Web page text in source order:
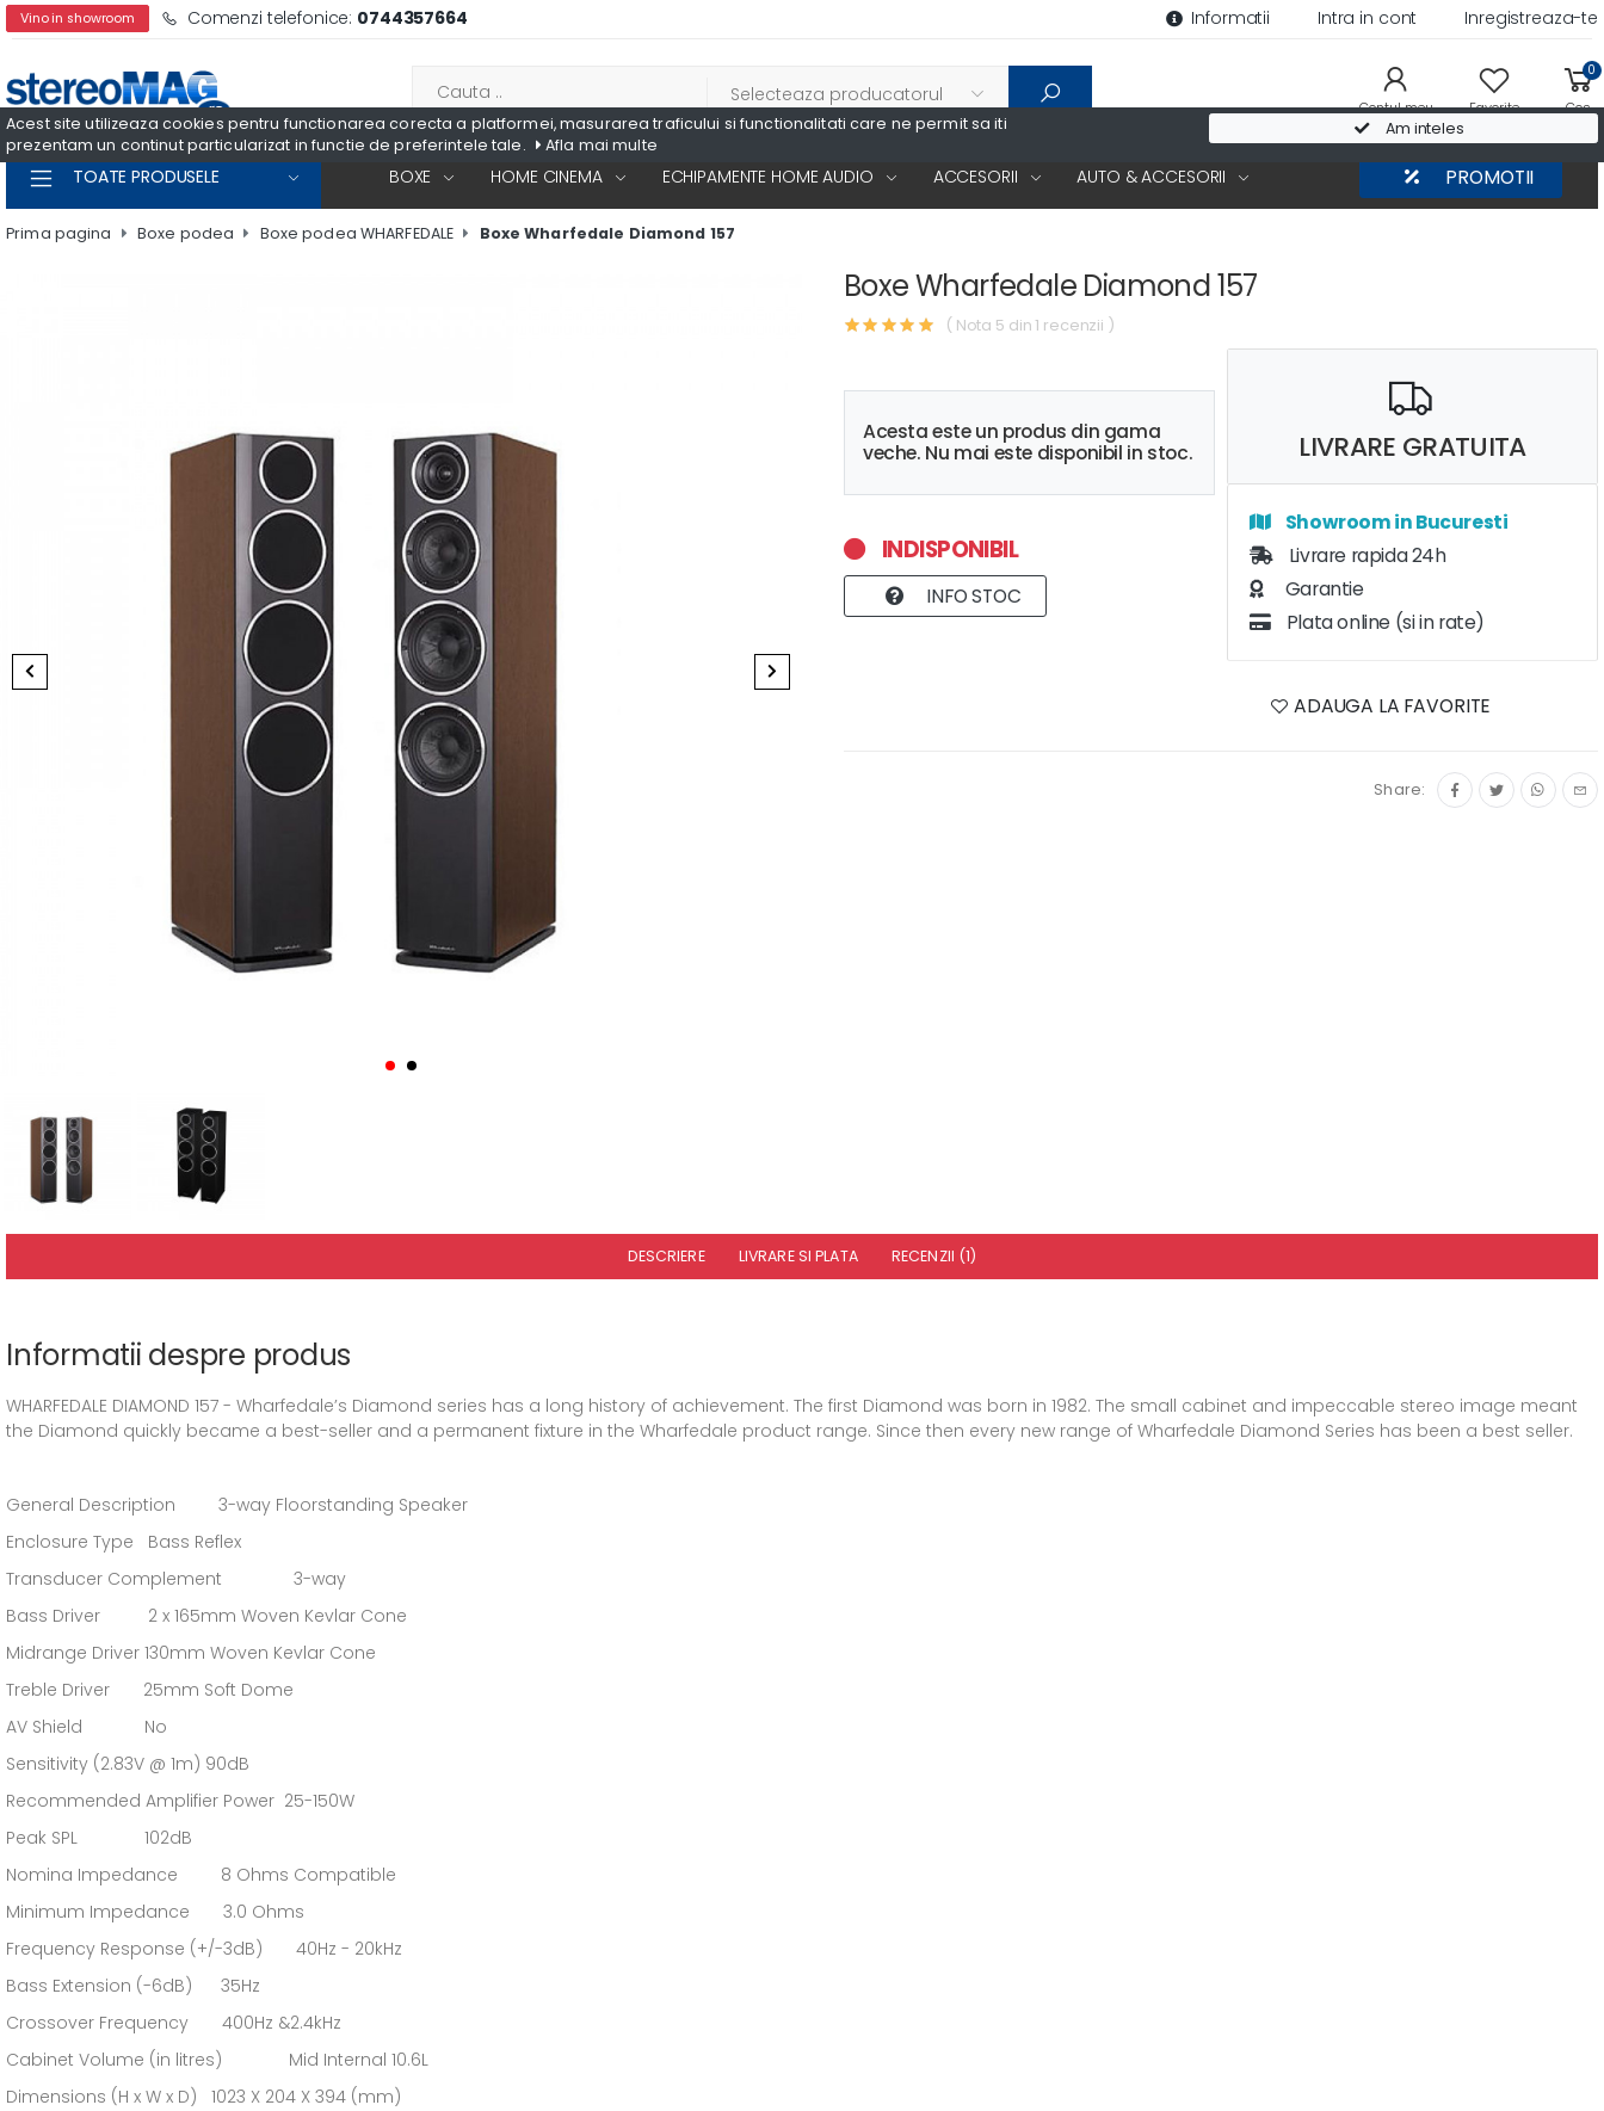
Acest site utilizeaza cookies pentru functionarea corecta a platformei, masurarea traficului si functionalitati care ne permit sa iti
prezentam un continut particularizat in functie de preferintele tale.
Afla mai multe
Am inteles
Vino in showroom Comenzi telefonice: 0744357664 Informatii Intra in cont Inregistreaza-te
Contul meu Favorite
0
Cos
TOATE PRODUSELE BOXE HOME CINEMA ECHIPAMENTE HOME AUDIO ACCESORII AUTO & ACCESORII PROMOTII
Prima pagina Boxe podea Boxe podea WHARFEDALE Boxe Wharfedale Diamond 157
Boxe Wharfedale Diamond 157
( Nota 5 din 1 recenzii )
Acesta este un produs din gama
veche. Nu mai este disponibil in stoc.
INDISPONIBIL
INFO STOC
LIVRARE GRATUITA
Showroom in Bucuresti
Livrare rapida 24h
Garantie
Plata online (si in rate)
ADAUGA LA FAVORITE
Share:
DESCRIERE LIVRARE SI PLATA RECENZII (1)
Informatii despre produs
WHARFEDALE DIAMOND 157 - Wharfedale’s Diamond series has a long history of achievement. The first Diamond was born in 1982. The small cabinet and impeccable stereo image meant
the Diamond quickly became a best-seller and a permanent fixture in the Wharfedale product range. Since then every new range of Wharfedale Diamond Series has been a best seller.
General Description 3-way Floorstanding Speaker
Enclosure Type Bass Reflex
Transducer Complement 3-way
Bass Driver 2 x 165mm Woven Kevlar Cone
Midrange Driver 130mm Woven Kevlar Cone
Treble Driver 25mm Soft Dome
AV Shield No
Sensitivity (2.83V @ 1m) 90dB
Recommended Amplifier Power 25-150W
Peak SPL 102dB
Nomina Impedance 8 Ohms Compatible
Minimum Impedance 3.0 Ohms
Frequency Response (+/-3dB) 40Hz - 20kHz
Bass Extension (-6dB) 35Hz
Crossover Frequency 400Hz &2.4kHz
Cabinet Volume (in litres) Mid Internal 10.6L
Dimensions (H x W x D) 1023 X 204 X 394 (mm)